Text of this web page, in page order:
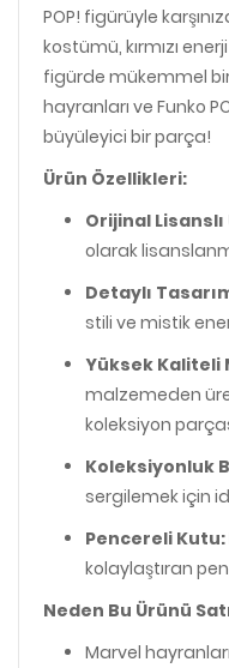
POP! figürüyle
kostümü, kırmızı
figürde mükemmel
hayranları ve Funko
büyüleyici bir parça!
Ürün Özellikleri:
Orijinal Lisanslı
olarak
Detaylı
stili ve mistik
Yüksek Kaliteli
malzemeden
koleksiyon
Koleksiyonluk
sergilemek için
Pencereli Kutu:
kolaylaştıran
Neden Bu Ürünü
Marvel